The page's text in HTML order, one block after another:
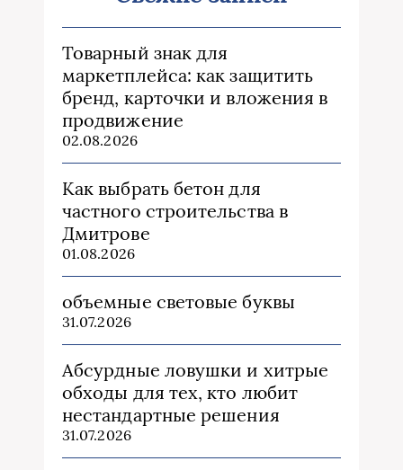
Товарный знак для
маркетплейса: как защитить
бренд, карточки и вложения в
продвижение
02.08.2026
Как выбрать бетон для
частного строительства в
Дмитрове
01.08.2026
объемные световые буквы
31.07.2026
Абсурдные ловушки и хитрые
обходы для тех, кто любит
нестандартные решения
31.07.2026